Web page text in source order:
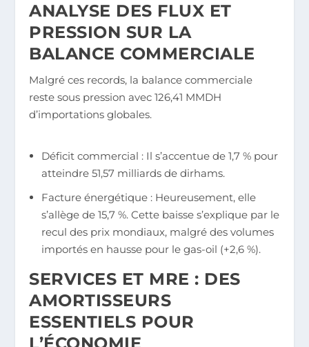
ANALYSE DES FLUX ET
PRESSION SUR LA
BALANCE COMMERCIALE
Malgré ces records, la balance commerciale
reste sous pression avec 126,41 MMDH
d’importations globales.
Déficit commercial : Il s’accentue de 1,7 % pour
atteindre 51,57 milliards de dirhams.
Facture énergétique : Heureusement, elle
s’allège de 15,7 %. Cette baisse s’explique par le
recul des prix mondiaux, malgré des volumes
importés en hausse pour le gas-oil (+2,6 %).
SERVICES ET MRE : DES
AMORTISSEURS
ESSENTIELS POUR